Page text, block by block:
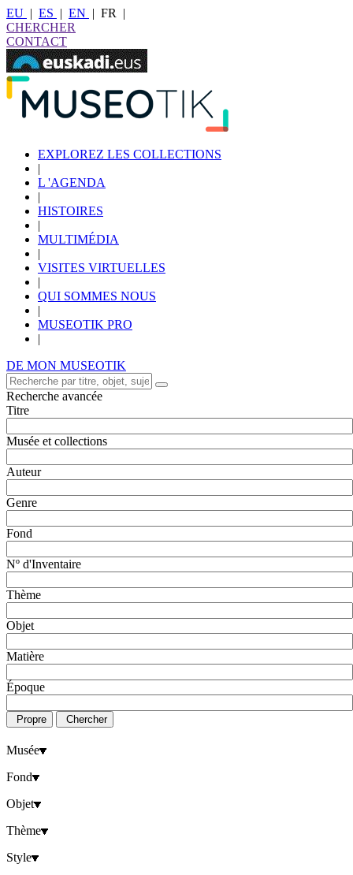
EU | ES | EN | FR
|
CHERCHER
CONTACT
EXPLOREZ LES COLLECTIONS
|
L 'AGENDA
|
HISTOIRES
|
MULTIMÉDIA
|
VISITES VIRTUELLES
|
QUI SOMMES NOUS
|
MUSEOTIK PRO
|
DE MON MUSEOTIK
Recherche avancée
Titre
Musée et collections
Auteur
Genre
Fond
Nº d'Inventaire
Thème
Objet
Matière
Époque
Propre Chercher
Musée
Fond
Objet
Thème
Style